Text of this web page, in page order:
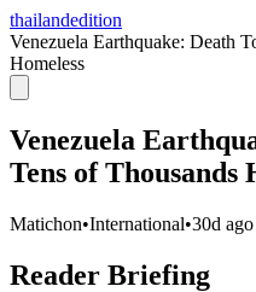
thailandedition
Venezuela Earthquake: Death
Homeless
Venezuela
Tens of Thousands
Matichon•International•30d ago
Reader Briefing